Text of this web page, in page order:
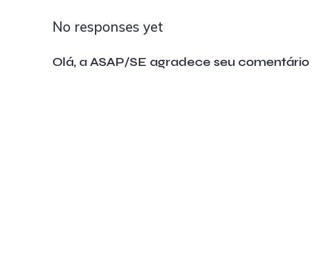
No responses yet
Olá, a ASAP/SE agradece seu comentário